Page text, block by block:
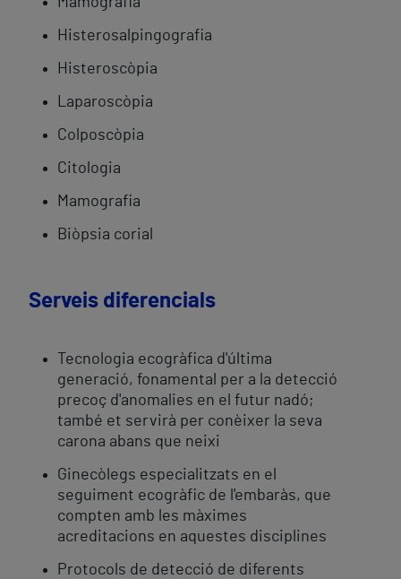
Histerosalpingografia
Histeroscòpia
Laparoscòpia
Colposcòpia
Citologia
Mamografia
Biòpsia corial
Serveis diferencials
Tecnologia ecogràfica d'última
generació, fonamental per a la detecció
precoç d'anomalies en el futur nadó;
també et servirà per conèixer la seva
carona abans que neixi
Ginecòlegs especialitzats en el
seguiment ecogràfic de l'embaràs, que
compten amb les màximes
acreditacions en aquestes disciplines
Protocols de detecció de diferents